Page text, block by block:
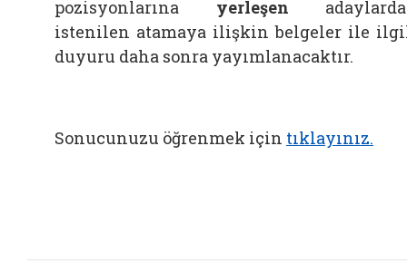
pozisyonlarına yerleşen
istenilen atamaya ilişkin belgeler ile
duyuru daha sonra yayımlanacaktır.
Sonucunuzu öğrenmek için tıklayınız.